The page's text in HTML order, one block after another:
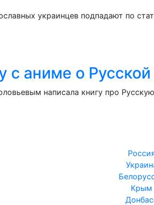
украинцев подпадают по
с аниме о
написала книгу про
Крым